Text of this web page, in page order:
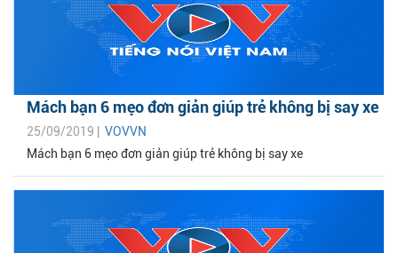
Mách bạn 6 mẹo đơn giản giúp trẻ không bị say xe
25/09/2019 | VOVVN
Mách bạn 6 mẹo đơn giản giúp trẻ không bị say xe